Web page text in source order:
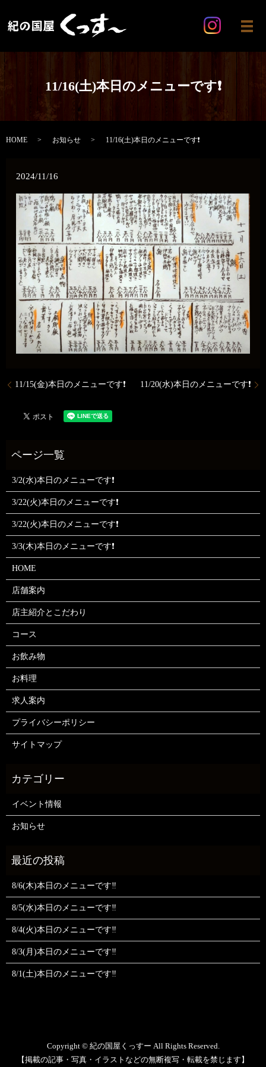
メ
11/16(土)本日のメニューです❗️
HOME お知らせ 11/16(土)本日のメニューです❗️
2024/11/16
11/15(金)本日のメニューです❗️ 11/20(水)本日のメニューです❗️
3/2(水)本日のメニューです❗
3/22(火)本日のメニューです❗
3/22(火)本日のメニューです❗
3/3(木)本日のメニューです❗
HOME
店舗案内
店主紹介とこだわり
コース
お飲み物
お料理
求人案内
プライバシーポリシー
サイトマップ
イベント情報
お知らせ
8/6(木)本日のメニューです‼️
8/5(水)本日のメニューです‼️
8/4(火)本日のメニューです‼️
8/3(月)本日のメニューです‼️
8/1(土)本日のメニューです‼️
Copyright © 紀の国屋くっすー All Rights Reserved.
【掲載の記事・写真・イラストなどの無断複写・転載を禁じます】